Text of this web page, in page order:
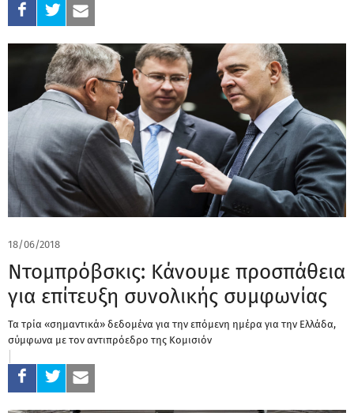
18/06/2018
Ντομπρόβσκις: Κάνουμε προσπάθεια
για επίτευξη συνολικής συμφωνίας
Τα τρία «σημαντικά» δεδομένα για την επόμενη ημέρα για την Ελλάδα,
σύμφωνα με τον αντιπρόεδρο της Κομισιόν